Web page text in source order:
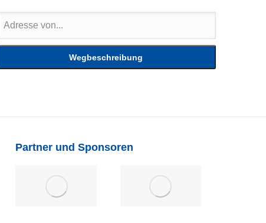
Partner und Sponsoren